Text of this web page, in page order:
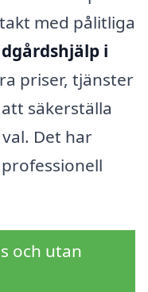
med pålitliga
i
priser, tjänster
säkerställa
Det har
och utan